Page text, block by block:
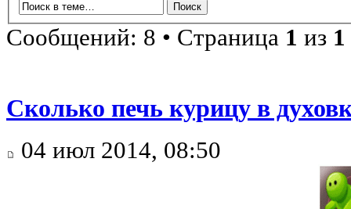
Сообщений: 8 • Страница 1 из 1
Сколько печь курицу в
04 июл 2014, 08:50